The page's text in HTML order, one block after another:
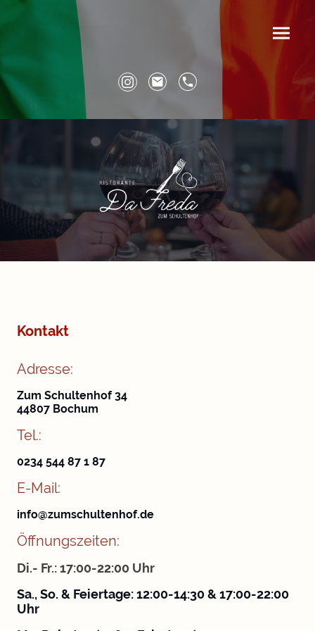
Kontakt
Adresse:
Zum Schultenhof 34
44807 Bochum
Tel.:
0234 544 87 1 87
E-Mail:
info@zumschultenhof.de
Öffnungszeiten:
Di.- Fr.: 17:00-22:00 Uhr
Sa., So. & Feiertage: 12:00-14:30 & 17:00-22:00
Uhr